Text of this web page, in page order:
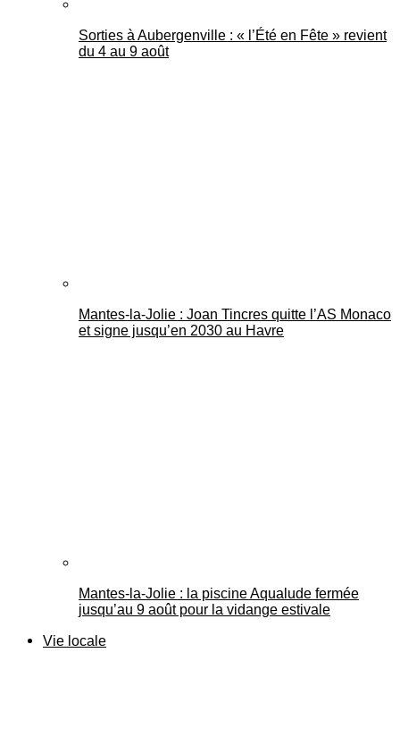
Sorties à Aubergenville : « l’Été en Fête » revient
du 4 au 9 août
Mantes-la-Jolie : Joan Tincres quitte l’AS Monaco
et signe jusqu’en 2030 au Havre
Mantes-la-Jolie : la piscine Aqualude fermée
jusqu’au 9 août pour la vidange estivale
Vie locale